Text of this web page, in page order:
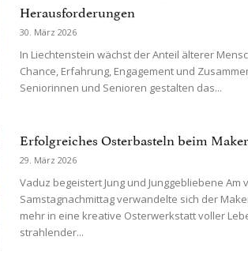
Herausforderungen
30. März 2026
In Liechtenstein wächst der Anteil älterer
Chance, Erfahrung, Engagement und
Seniorinnen und Senioren gestalten das...
Erfolgreiches Osterbasteln beim
29. März 2026
Vaduz begeistert Jung und Junggebliebene Am
Samstagnachmittag verwandelte sich der
mehr in eine kreative Osterwerkstatt voller
strahlender...